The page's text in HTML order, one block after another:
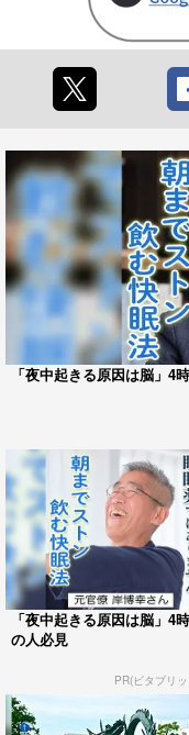
「夜中起きる原因は脳」4
「夜中起きる原因は脳」4
の人必見
PR(ビタブリ